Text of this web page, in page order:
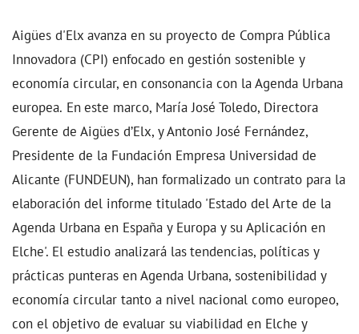
Aigües d'Elx avanza en su proyecto de Compra Pública
Innovadora (CPI) enfocado en gestión sostenible y
economía circular, en consonancia con la Agenda Urbana
europea. Eneste marco, María José Toledo, Directora
Gerente de Aigües d’Elx, y Antonio José Fernández,
Presidente de la Fundación Empresa Universidad de
Alicante (FUNDEUN), han formalizado un contrato para la
elaboración del informe titulado 'Estado del Arte de la
Agenda Urbana en España y Europa y su Aplicación en
Elche'. El estudio analizará lastendencias, políticas y
prácticas punteras en Agenda Urbana, sostenibilidad y
economía circular tanto a nivel nacional como europeo,
con el objetivo de evaluar su viabilidad en Elche y